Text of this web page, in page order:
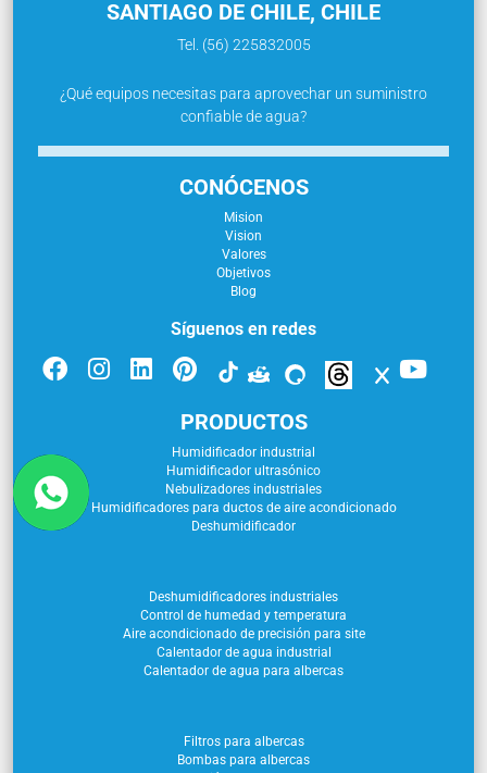
SANTIAGO DE CHILE, CHILE
Tel. (56) 225832005
¿Qué equipos necesitas para aprovechar un suministro
confiable de agua?
CONÓCENOS
Mision
Vision
Valores
Objetivos
Blog
Síguenos en redes
PRODUCTOS
Humidificador industrial
Humidificador ultrasónico
Nebulizadores industriales
Humidificadores para ductos de aire acondicionado
Deshumidificador
Deshumidificadores industriales
Control de humedad y temperatura
Aire acondicionado de precisión para site
Calentador de agua industrial
Calentador de agua para albercas
Filtros para albercas
Bombas para albercas